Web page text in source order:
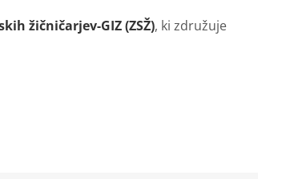
žičničarjev-GIZ (ZSŽ), ki združuje